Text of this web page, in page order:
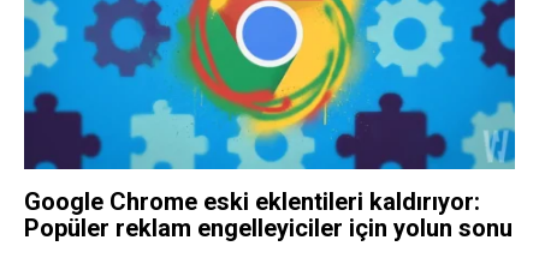
Google Chrome eski eklentileri kaldırıyor:
Popüler reklam engelleyiciler için yolun sonu